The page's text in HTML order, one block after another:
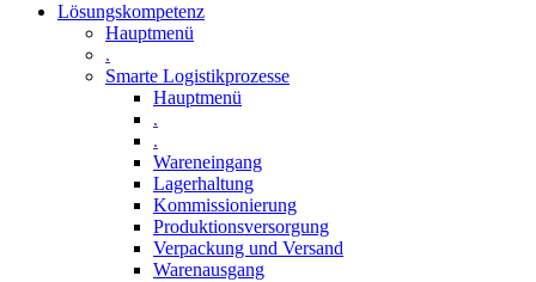
Lösungskompetenz
Hauptmenü
.
Smarte Logistikprozesse
Hauptmenü
.
.
Wareneingang
Lagerhaltung
Kommissionierung
Produktionsversorgung
Verpackung und Versand
Warenausgang